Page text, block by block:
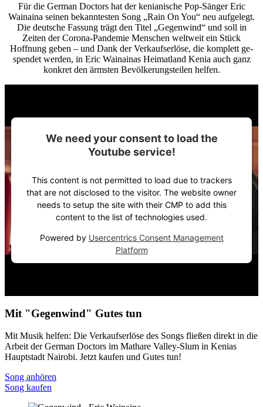
Für die German Doctors hat der kenianische Pop-Sänger Eric
Wainaina seinen be­kanntesten Song „Rain On You“ neu auf­gelegt.
Die deutsche Fassung trägt den Titel „Gegen­wind“ und soll in
Zeiten der Corona-Pandemie Menschen welt­weit ein Stück
Hoffnung geben – und Dank der Verkaufs­erlöse, die komplett ge­
spendet werden, in Eric Wainainas Heimat­land Kenia auch ganz
konkret den ärmsten Be­völkerungs­teilen helfen.
We need your consent to load the
Youtube service!
This content is not permitted to load due to trackers
that are not disclosed to the visitor. The website owner
needs to setup the site with their CMP to add this
content to the list of technologies used.
Powered by Usercentrics Consent Management
Platform
Mit "Gegenwind" Gutes tun
Mit Musik helfen: Die Verkaufs­erlöse des Songs fließen direkt in die
Arbeit der German Doctors im Mathare Valley-Slum in Kenias
Haupt­stadt Nairobi. Jetzt kaufen und Gutes tun!
Song anhören
Song kaufen